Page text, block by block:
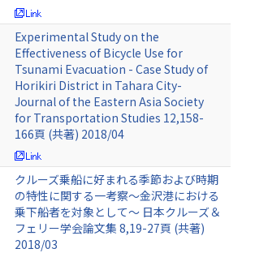
Experimental Study on the
Effectiveness of Bicycle Use for
Tsunami Evacuation - Case Study of
Horikiri District in Tahara City-
Journal of the Eastern Asia Society
for Transportation Studies 12,158-
166頁 (共著) 2018/04
クルーズ乗船に好まれる季節および時期
の特性に関する一考察～金沢港における
乗下船者を対象として～ 日本クルーズ＆
フェリー学会論文集 8,19-27頁 (共著)
2018/03